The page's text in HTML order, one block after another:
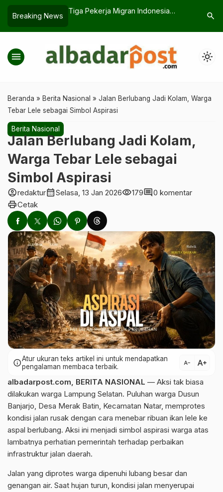
Breaking News
Tiga Pekerja Migran Indonesia
Jangan
14 Hari
search
menu light_mode
Beranda » Berita Nasional » Jalan Berlubang Jadi Kolam, Warga
Tebar Lele sebagai Simbol Aspirasi
Berita Nasional
Jalan Berlubang Jadi Kolam,
Warga Tebar Lele sebagai
Simbol Aspirasi
account_circleredakturcalendar_monthSelasa, 13 Jan 2026visibility179comment0 komentar
printCetak
infoAtur ukuran teks artikel ini untuk mendapatkan
pengalaman membaca terbaik.
text_decrease text_increase
albadarpost.com, BERITA NASIONAL — Aksi tak biasa
dilakukan warga Lampung Selatan. Puluhan warga Dusun
Banjarjo, Desa Merak Batin, Kecamatan Natar, memprotes
kondisi jalan rusak dengan cara menebar ribuan ikan lele ke
aspal berlubang. Aksi ini menjadi simbol aspirasi warga atas
lambatnya perhatian pemerintah terhadap perbaikan
infrastruktur jalan daerah.
Jalan yang diprotes warga dipenuhi lubang besar dan
genangan air. Saat hujan turun, kondisi jalan menyerupai